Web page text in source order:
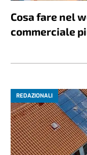
Cosa fare nel
commerciale
REDAZIONALI